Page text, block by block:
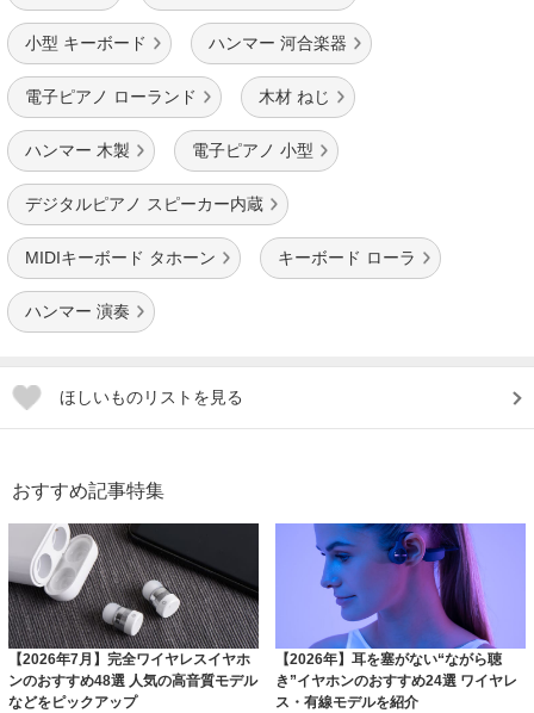
小型 キーボード ハンマー 河合楽器
電子ピアノ ローランド 木材 ねじ
ハンマー 木製 電子ピアノ 小型
デジタルピアノ スピーカー内蔵
MIDIキーボード タホーン キーボード ローラ
ハンマー 演奏
ほしいものリストを見る
おすすめ記事特集
【2026年7月】完全ワイヤレスイヤホ
ンのおすすめ48選 人気の高音質モデル
などをピックアップ
【2026年】耳を塞がない“ながら聴
き”イヤホンのおすすめ24選 ワイヤレ
ス・有線モデルを紹介